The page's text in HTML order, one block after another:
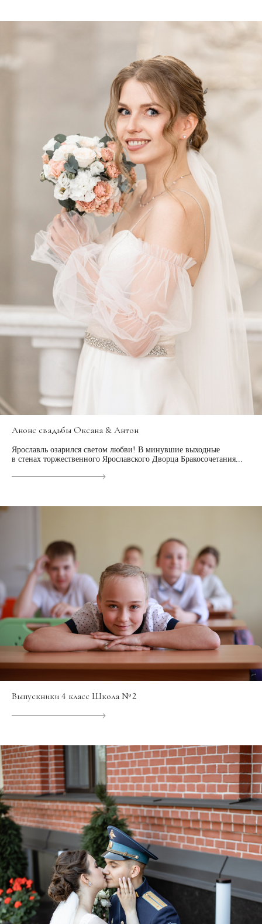
Анонс свадьбы Оксана & Антон
Ярославль озарился светом любви! В минувшие выходные
в стенах торжественного Ярославского Дворца Бракосочетания...
Выпускники 4 класс Школа № 2